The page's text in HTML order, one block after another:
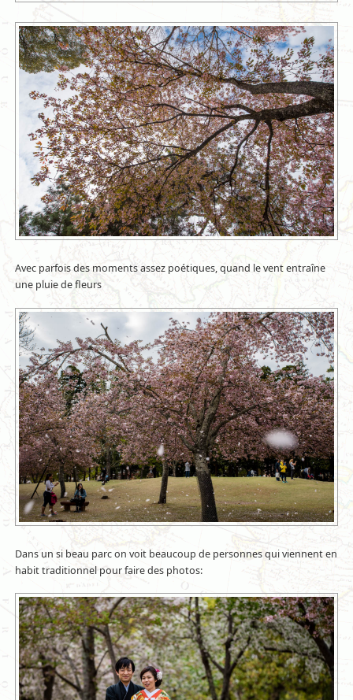
Avec parfois des moments assez poétiques, quand le vent entraîne
une pluie de fleurs
Dans un si beau parc on voit beaucoup de personnes qui viennent en
habit traditionnel pour faire des photos: